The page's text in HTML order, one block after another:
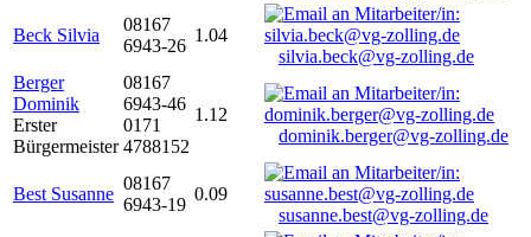
Beck Silvia
08167
6943-26
1.04
silvia.beck@vg-zolling.de
Berger
Dominik
Erster
Bürgermeister
08167
6943-46
0171
4788152
1.12
dominik.berger@vg-zolling.de
Best Susanne
08167
6943-19
0.09
susanne.best@vg-zolling.de